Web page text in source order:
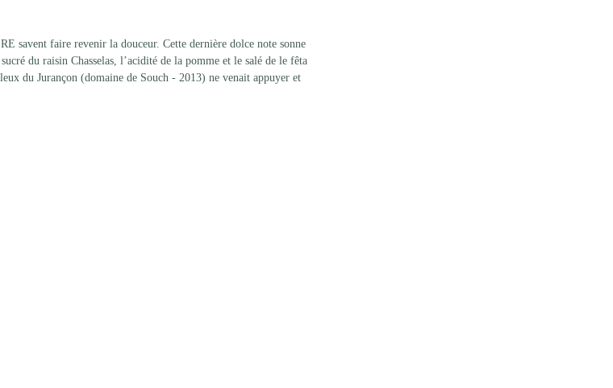
savent faire revenir la douceur. Cette dernière dolce note sonne
du raisin Chasselas, l’acidité de la pomme et le salé de le fêta
du Jurançon (domaine de Souch - 2013) ne venait appuyer et